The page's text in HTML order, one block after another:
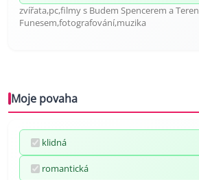
zvířata,pc,filmy s Budem Spencerem a
Funesem,fotografování,muzika
Moje povaha
klidná
romantická